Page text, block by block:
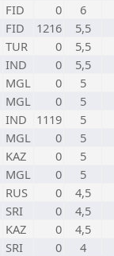
FID 0
6
FID 1216
5,5
TUR 0
5,5
IND 0
5,5
MGL 0
5
MGL 0
5
IND 1119
5
MGL 0
5
KAZ 0
5
MGL 0
5
RUS 0
4,5
SRI 0
4,5
KAZ 0
4,5
SRI 0
4